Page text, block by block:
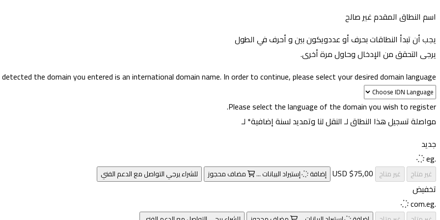
اسم النطاق المقدم غير صالح
يجب أن تبدأ النطاقات بحرف أو عددويكون بينوأحرف في الطول
يرجى التحقق من الإدخال وحاول مرة أخرى.
the domain you entered is an international domain name. In order to continue, please select your desired domain language.
Please select the language of the domain you wish to register.
مواصلة تسجيل هذا النطاق لـ النقل لنا وتمديد لسنة إضافية* لـ
جديد
.eg
غير متاح غير متاح $75,00 USD إضافة إستيراد البيانات ... مضاف محجوز للشراء يرجي التواصل مع الدعم الفني
تخفيض
.com.eg